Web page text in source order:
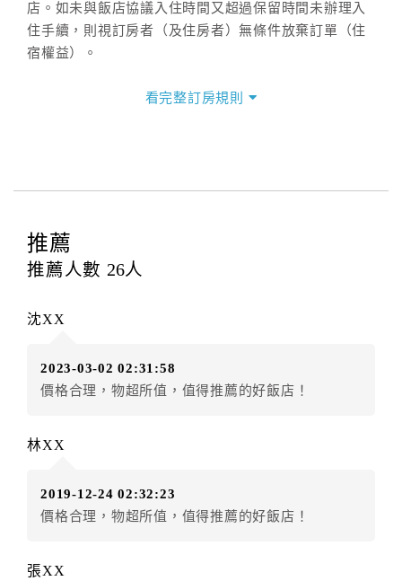
店。如未與飯店協議入住時間又超過保留時間未辦理入
住手續，則視訂房者（及住房者）無條件放棄訂單（住
宿權益）。
四、訂單異動
提出申辦不得異動訂單。
每筆訂單異動限定
辦理取消退款。
房者應補足差額。（限原訂飯店）
房者不得要求退其差額。（限原訂飯店）
額3個月
．訂房者使用「保留住宿金額」時，請注意！為避免飯
店客滿，敬請及早計畫，如逾時未提出申辦，視同無條
．每筆訂單異動限定乙次，限原訂飯店，異動完成後不
看完整訂房規則
推薦
推薦人數 26人
沈XX
2023-03-02 02:31:58
價格合理，物超所值，值得推薦的好飯店！
林XX
2019-12-24 02:32:23
價格合理，物超所值，值得推薦的好飯店！
張XX